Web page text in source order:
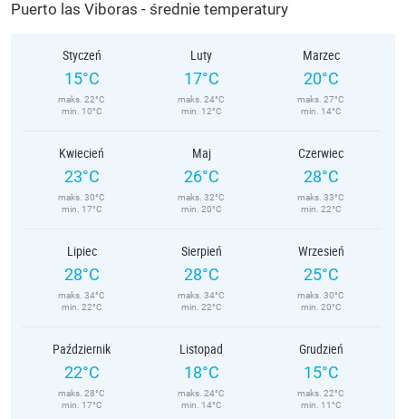
Puerto las Viboras - średnie temperatury
Styczeń
15°C
maks. 22°C
min. 10°C
Luty
17°C
maks. 24°C
min. 12°C
Marzec
20°C
maks. 27°C
min. 14°C
Kwiecień
23°C
maks. 30°C
min. 17°C
Maj
26°C
maks. 32°C
min. 20°C
Czerwiec
28°C
maks. 33°C
min. 22°C
Lipiec
28°C
maks. 34°C
min. 22°C
Sierpień
28°C
maks. 34°C
min. 22°C
Wrzesień
25°C
maks. 30°C
min. 20°C
Październik
22°C
maks. 28°C
min. 17°C
Listopad
18°C
maks. 24°C
min. 14°C
Grudzień
15°C
maks. 22°C
min. 11°C